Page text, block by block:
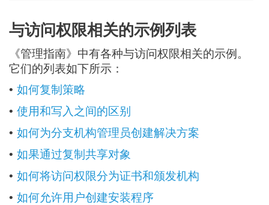
与访问权限相关的示例列表
《管理指南》中有各种与访问权限相关的示例。
它们的列表如下所示：
• 如何复制策略
• 使用和写入之间的区别
• 如何为分支机构管理员创建解决方案
• 如果通过复制共享对象
• 如何将访问权限分为证书和颁发机构
• 如何允许用户创建安装程序